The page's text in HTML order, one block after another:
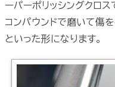
ーパーポリッシングクロス
コンパウンドで磨いて傷
といった形になります。